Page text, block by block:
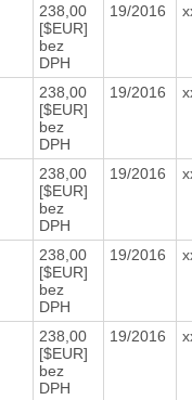
238,00
[$EUR]
bez
DPH
19/2016
238,00
[$EUR]
bez
DPH
19/2016
238,00
[$EUR]
bez
DPH
19/2016
238,00
[$EUR]
bez
DPH
19/2016
238,00
[$EUR]
bez
DPH
19/2016